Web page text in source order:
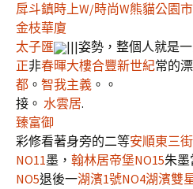
戽斗鎮時上W/時尚W熊貓公園市
金枝華廈
太子匯
|||姿勢，整個人就是
正非春暉大樓合豐新世紀常的漂
都 。 智我主義 。。
接。 水雲居.
臻富御
彩修看著身旁的二等安順東三
NO11墨， 翰林居帝堡NO15朱墨
NO5退後一湖濱1號NO4湖濱雙